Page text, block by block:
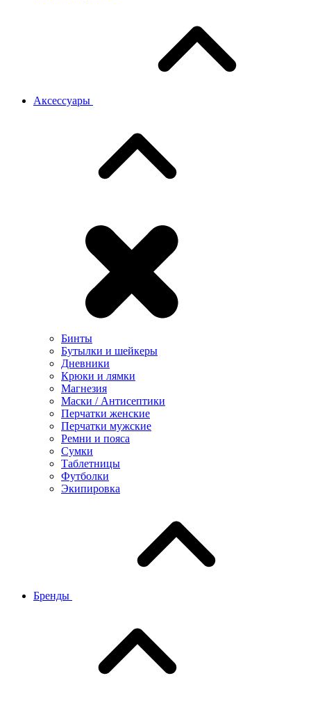
Аксессуары
Бинты
Бутылки и шейкеры
Дневники
Крюки и лямки
Магнезия
Маски / Антисептики
Перчатки женские
Перчатки мужские
Ремни и пояса
Сумки
Таблетницы
Футболки
Экипировка
Бренды